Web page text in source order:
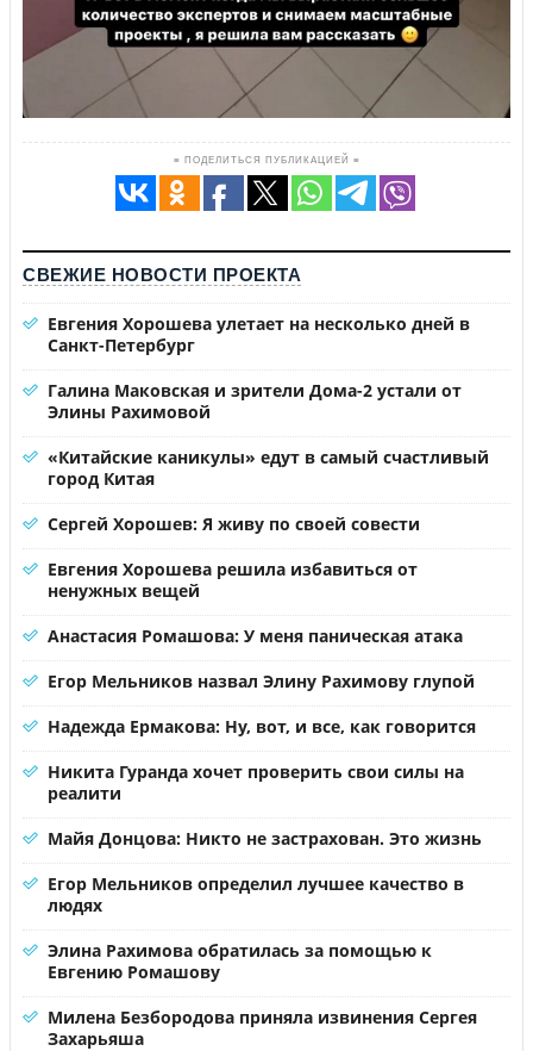
≡ ПОДЕЛИТЬСЯ ПУБЛИКАЦИЕЙ ≡
СВЕЖИЕ НОВОСТИ ПРОЕКТА
Евгения Хорошева улетает на несколько дней в
Санкт-Петербург
Галина Маковская и зрители Дома-2 устали от
Элины Рахимовой
«Китайские каникулы» едут в самый счастливый
город Китая
Сергей Хорошев: Я живу по своей совести
Евгения Хорошева решила избавиться от
ненужных вещей
Анастасия Ромашова: У меня паническая атака
Егор Мельников назвал Элину Рахимову глупой
Надежда Ермакова: Ну, вот, и все, как говорится
Никита Гуранда хочет проверить свои силы на
реалити
Майя Донцова: Никто не застрахован. Это жизнь
Егор Мельников определил лучшее качество в
людях
Элина Рахимова обратилась за помощью к
Евгению Ромашову
Милена Безбородова приняла извинения Сергея
Захарьяша